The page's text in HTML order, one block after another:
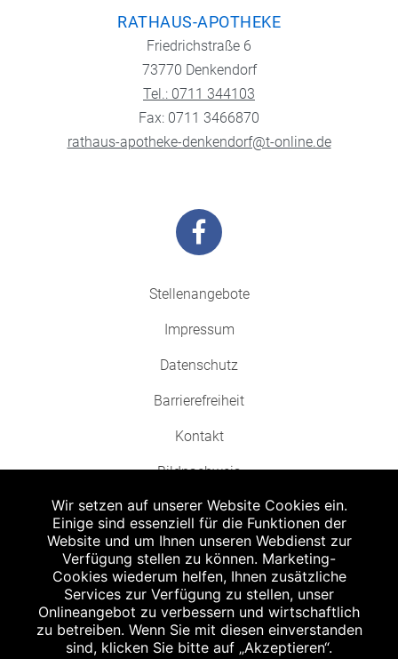
RATHAUS-APOTHEKE
Friedrichstraße 6
73770 Denkendorf
Tel.: 0711 344103
Fax: 0711 3466870
rathaus-apotheke-denkendorf@t-online.de
Stellenangebote
Impressum
Datenschutz
Barrierefreiheit
Kontakt
Bildnachweis
Abgabe in haushaltsüblichen Mengen, solange der Vorrat reicht. Für Druck-
und Satzfehler keine Haftung.
Zu Risiken und Nebenwirkungen lesen Sie die Packungsbeilage und fragen
Sie Ihren Arzt oder Apotheker.
Angabe nach der deutschen Arzneimitteltaxe Apothekenerstattungspreis
Wir setzen auf unserer Website Cookies ein.
Einige sind essenziell für die Funktionen der
Website und um Ihnen unseren Webdienst zur
Verfügung stellen zu können. Marketing-
Cookies wiederum helfen, Ihnen zusätzliche
Services zur Verfügung zu stellen, unser
Onlineangebot zu verbessern und wirtschaftlich
zu betreiben. Wenn Sie mit diesen einverstanden
sind, klicken Sie bitte auf „Akzeptieren“.